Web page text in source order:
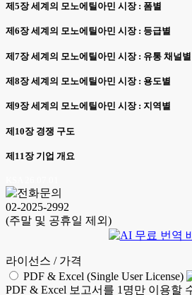
제5장 세계의 모노에틸아민 시장 : 폼별
제6장 세계의 모노에틸아민 시장 : 등급별
제7장 세계의 모노에틸아민 시장 : 유통 채널별
제8장 세계의 모노에틸아민 시장 : 용도별
제9장 세계의 모노에틸아민 시장 : 지역별
제10장 경쟁 구도
제11장 기업 개요
02-2025-2992
(주말 및 공휴일 제외)
라이선스 / 가격
PDF & Excel (Single User License)
PDF & Excel 보고서를 1명만 이용할